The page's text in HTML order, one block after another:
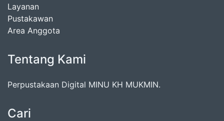
Layanan
Pustakawan
Area Anggota
Tentang Kami
Perpustakaan Digital MINU KH MUKMIN.
Cari